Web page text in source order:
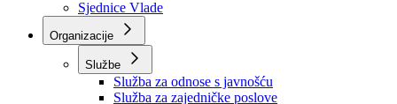
Ministarstvo za finansije
Ured Vlade i Premijera
Nadležnosti
Sjednice Vlade
Organizacije